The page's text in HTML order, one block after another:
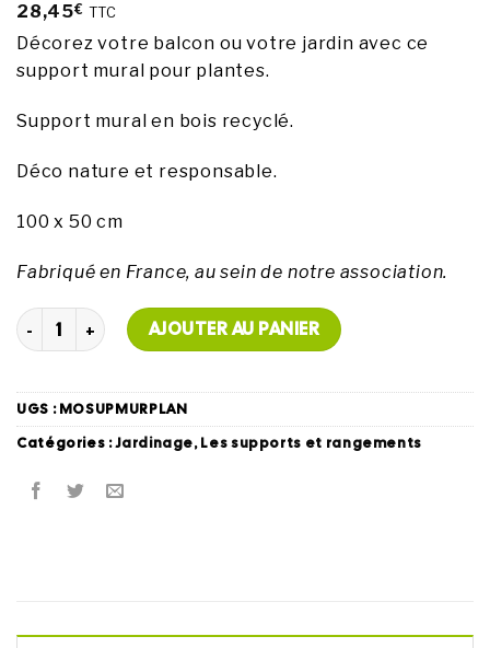
28,45€ TTC
Décorez votre balcon ou votre jardin avec ce
support mural pour plantes.
Support mural en bois recyclé.
Déco nature et responsable.
100 x 50 cm
Fabriqué en France, au sein de notre association.
quantité de Support mural pour plantes
AJOUTER AU PANIER
UGS :MOSUPMURPLAN
Catégories :Jardinage,Les supports et rangements